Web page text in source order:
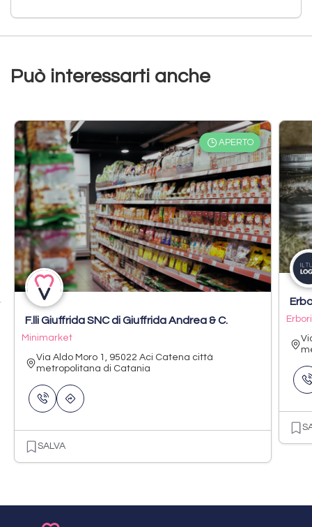
Può interessarti anche
APERTO
F.lli Giuffrida SNC di Giuffrida Andrea & C.
Minimarket
Via Aldo Moro 1, 95022 Aci Catena città
metropolitana di Catania
SALVA